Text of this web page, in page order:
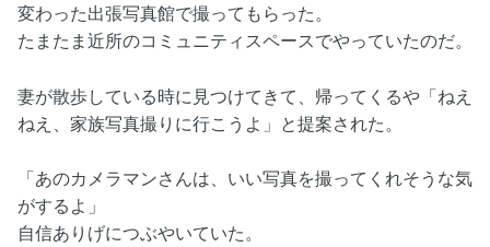
変わった出張写真館で撮ってもらった。
たまたま近所のコミュニティスペースでやっていたのだ。
妻が散歩している時に見つけてきて、帰ってくるや「ねえ
ねえ、家族写真撮りに行こうよ」と提案された。
「あのカメラマンさんは、いい写真を撮ってくれそうな気
がするよ」
自信ありげにつぶやいていた。